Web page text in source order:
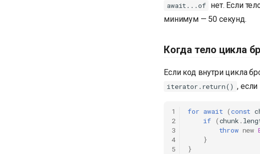
await...of нет. Если
минимум — 50 секунд.
Когда тело цикла
Если код внутри цикла
iterator.return() , если
1
2
3
4
5
for await (const
if (chunk .
throw new
}
}